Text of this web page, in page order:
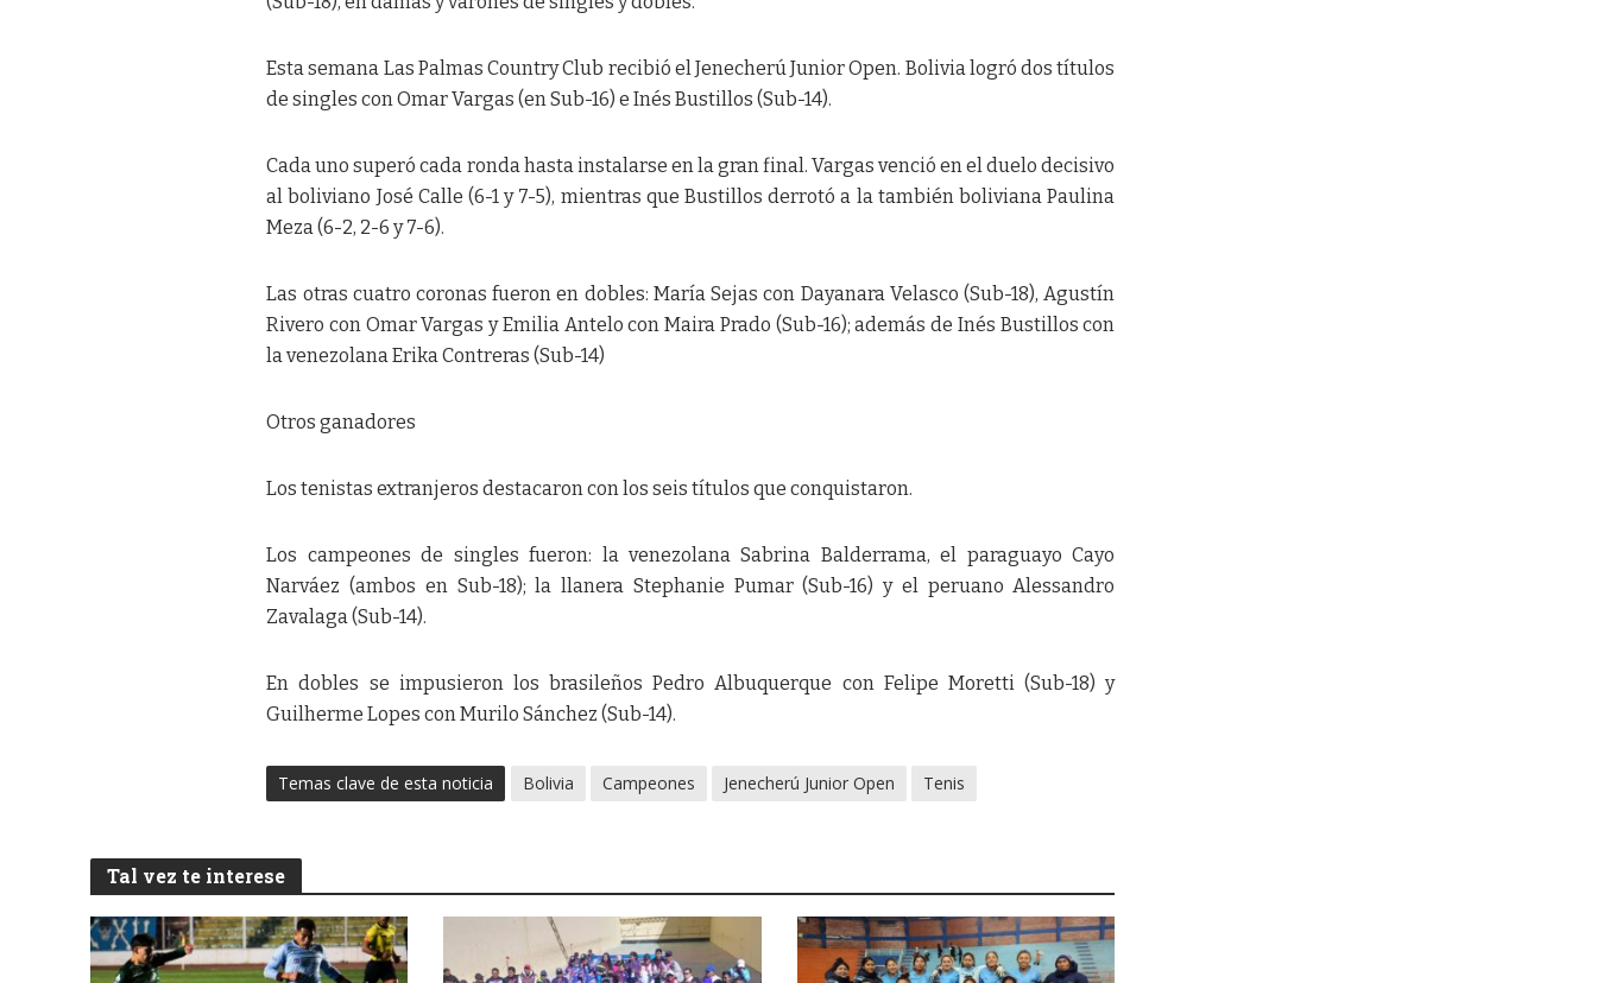
Esta semana Las Palmas Country Club recibió el Jenecherú Junior Open. Bolivia logró dos títulos
de singles con Omar Vargas (en Sub-16) e Inés Bustillos (Sub-14).
Cada uno superó cada ronda hasta instalarse en la gran final. Vargas venció en el duelo decisivo
al boliviano José Calle (6-1 y 7-5), mientras que Bustillos derrotó a la también boliviana Paulina
Meza (6-2, 2-6 y 7-6).
Las otras cuatro coronas fueron en dobles: María Sejas con Dayanara Velasco (Sub-18), Agustín
Rivero con Omar Vargas y Emilia Antelo con Maira Prado (Sub-16); además de Inés Bustillos con
la venezolana Erika Contreras (Sub-14)
Otros ganadores
Los tenistas extranjeros destacaron con los seis títulos que conquistaron.
Los campeones de singles fueron: la venezolana Sabrina Balderrama, el paraguayo Cayo
Narváez (ambos en Sub-18); la llanera Stephanie Pumar (Sub-16) y el peruano Alessandro
Zavalaga (Sub-14).
En dobles se impusieron los brasileños Pedro Albuquerque con Felipe Moretti (Sub-18) y
Guilherme Lopes con Murilo Sánchez (Sub-14).
Temas clave de esta noticia Bolivia Campeones Jenecherú Junior Open Tenis
Tal vez te interese